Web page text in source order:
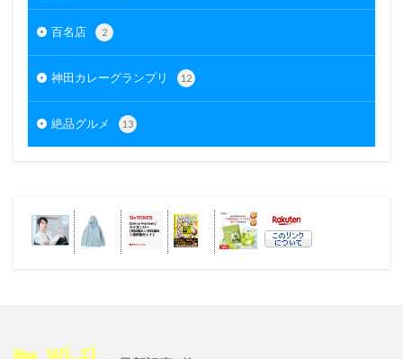
百名店 2
神田カレーグランプリ 12
絶品グルメ 13